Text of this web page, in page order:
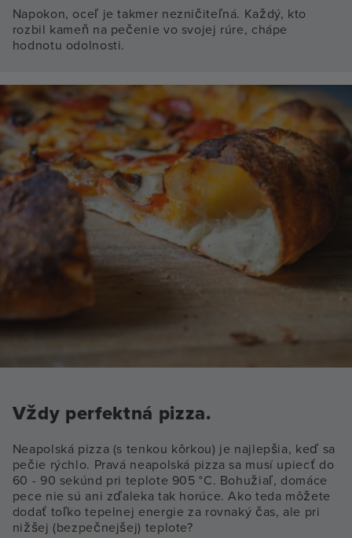
Napokon, oceľ je takmer nezničiteľná. Každý, kto
rozbil kameň na pečenie vo svojej rúre, chápe
hodnotu odolnosti.
Vždy perfektná pizza.
Neapolská pizza (s tenkou kôrkou) je najlepšia, keď sa
pečie rýchlo. Pravá neapolská pizza sa musí upiecť do
60 - 90 sekúnd pri teplote 905 °C. Bohužiaľ, domáce
pece nie sú ani zďaleka tak horúce. Ako teda môžete
dodať toľko tepelnej energie za rovnaký čas, ale pri
nižšej (bezpečnejšej) teplote?